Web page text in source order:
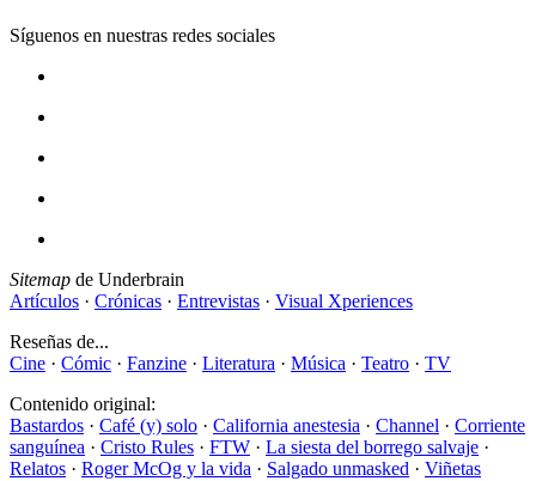
Síguenos en nuestras redes sociales
Sitemap de Underbrain
Artículos · Crónicas · Entrevistas · Visual Xperiences
Reseñas de...
Cine · Cómic · Fanzine · Literatura · Música · Teatro · TV
Contenido original:
Bastardos · Café (y) solo · California anestesia · Channel · Corriente
sanguínea · Cristo Rules · FTW · La siesta del borrego salvaje ·
Relatos · Roger McOg y la vida · Salgado unmasked · Viñetas